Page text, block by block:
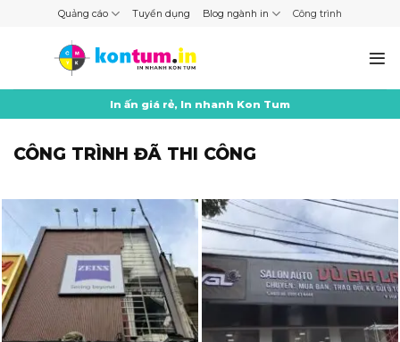
Quảng cáo Tuyển dụng Blog ngành in Công trình
In ấn giá rẻ, In nhanh Kon Tum
CÔNG TRÌNH ĐÃ THI CÔNG